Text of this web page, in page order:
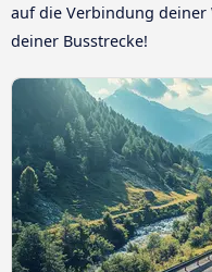
auf die Verbindung deiner
deiner Busstrecke!